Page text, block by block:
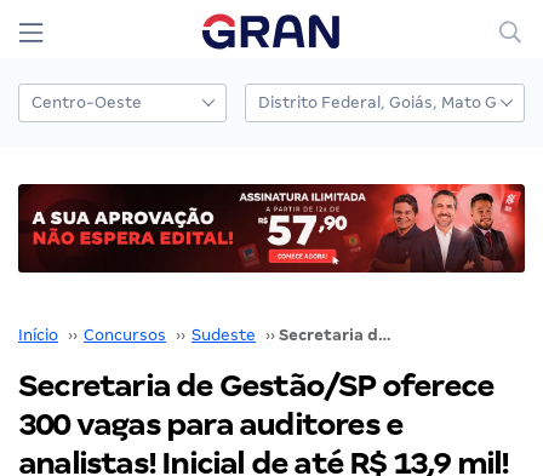
Início ›› Concursos ›› Sudeste ›› Secretaria de Gestão/SP oferece 300 vagas para auditores e analistas! Inicial de até R$ 13,9 mil!
Secretaria de Gestão/SP oferece
300 vagas para auditores e
analistas! Inicial de até R$ 13,9 mil!